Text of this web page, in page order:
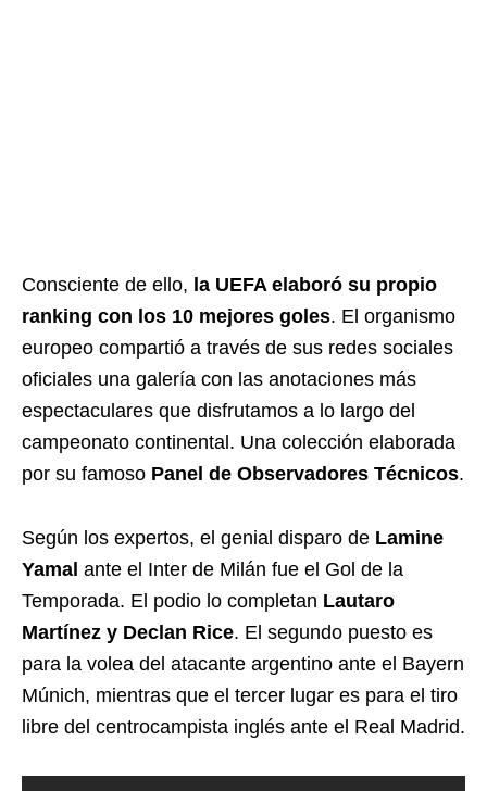
Consciente de ello, la UEFA elaboró su propio
ranking con los 10 mejores goles. El organismo
europeo compartió a través de sus redes sociales
oficiales una galería con las anotaciones más
espectaculares que disfrutamos a lo largo del
campeonato continental. Una colección elaborada
por su famoso Panel de Observadores Técnicos.
Según los expertos, el genial disparo de Lamine
Yamal ante el Inter de Milán fue el Gol de la
Temporada. El podio lo completan Lautaro
Martínez y Declan Rice. El segundo puesto es
para la volea del atacante argentino ante el Bayern
Múnich, mientras que el tercer lugar es para el tiro
libre del centrocampista inglés ante el Real Madrid.